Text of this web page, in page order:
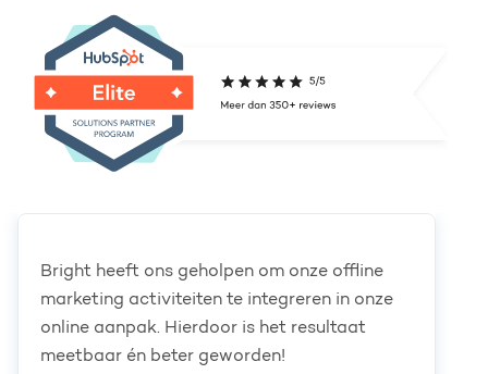
Bright heeft ons geholpen om onze offline
marketing activiteiten te integreren in onze
online aanpak. Hierdoor is het resultaat
meetbaar én beter geworden!